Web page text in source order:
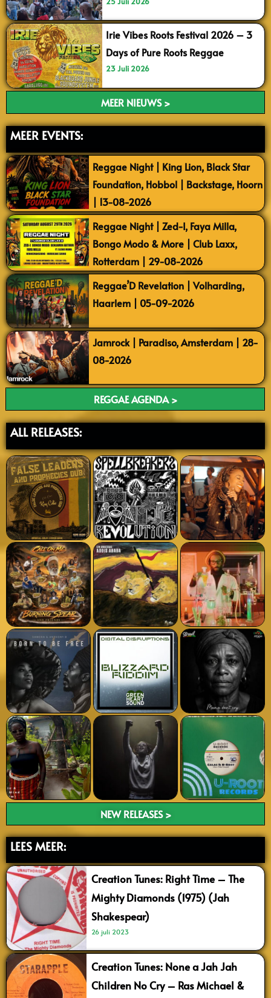
Irie Vibes Roots Festival 2026 – 3
Days of Pure Roots Reggae
23 Juli 2026
MEER NIEUWS >
MEER EVENTS:
Reggae Night | King Lion, Black Star
Foundation, Hobbol | Backstage, Hoorn
| 13-08-2026
Reggae Night | Zed-I, Faya Milla,
Bongo Modo & More | Club Laxx,
Rotterdam | 29-08-2026
Reggae’D Revelation | Volharding,
Haarlem | 05-09-2026
Jamrock | Paradiso, Amsterdam | 28-
08-2026
REGGAE AGENDA >
ALL RELEASES:
NEW RELEASES >
LEES MEER:
Creation Tunes: Right Time – The
Mighty Diamonds (1975) (Jah
Shakespear)
26 juli 2023
Creation Tunes: None a Jah Jah
Children No Cry – Ras Michael &